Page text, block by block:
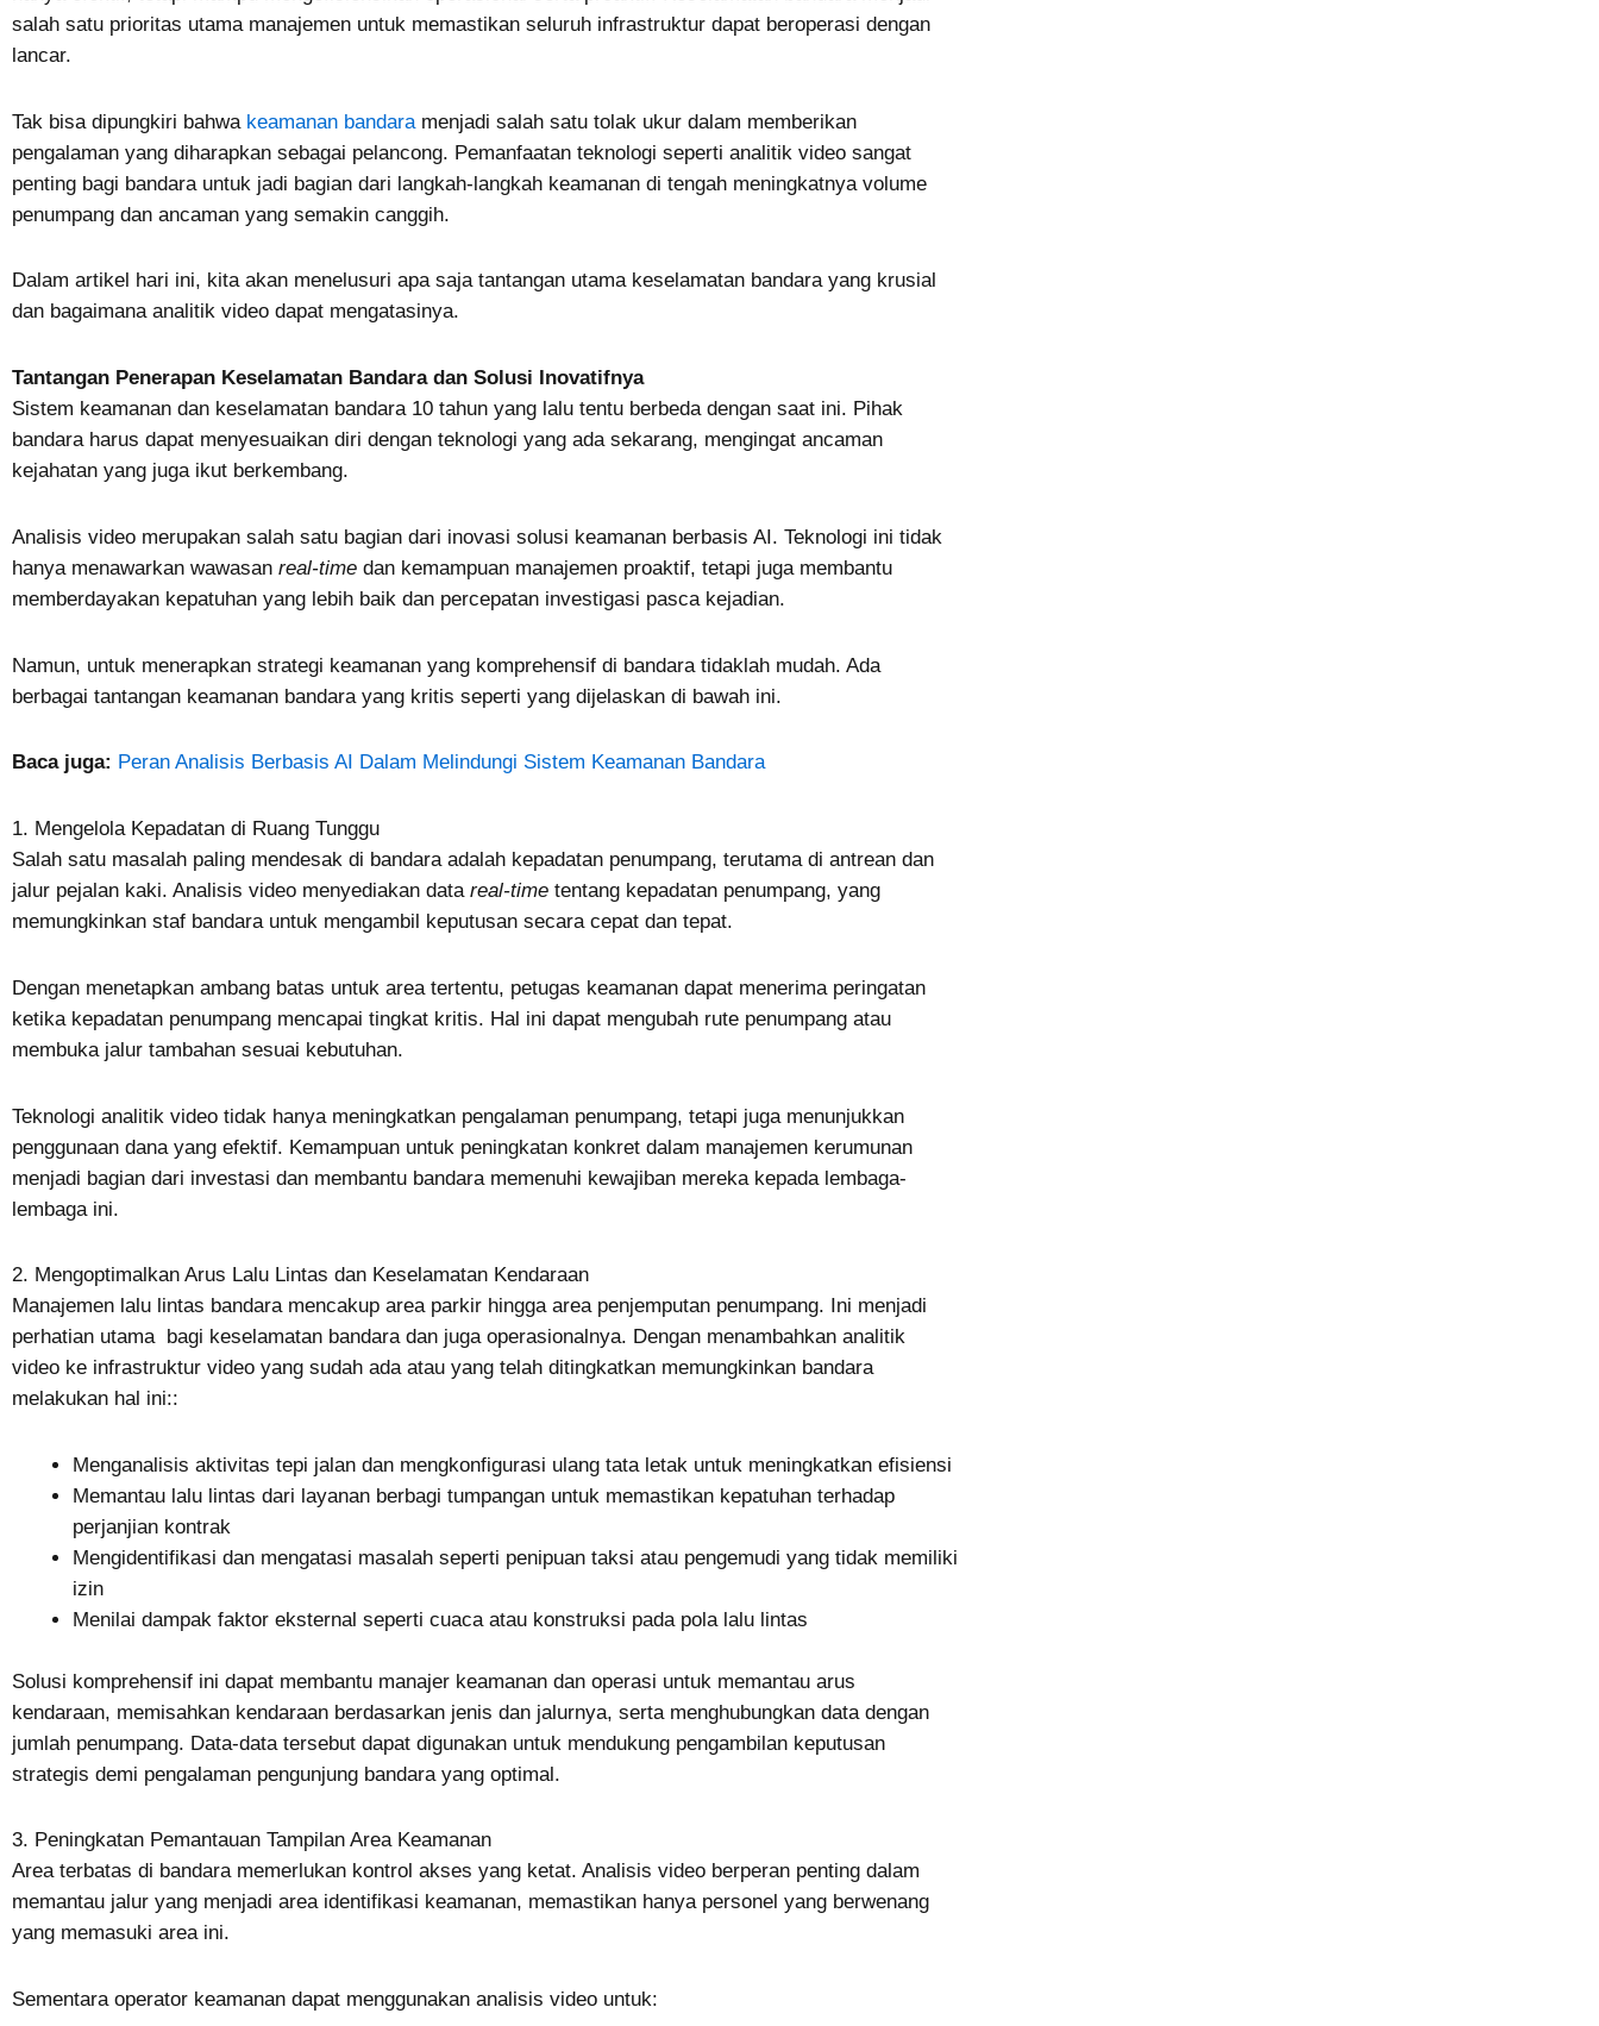
salah satu prioritas utama manajemen untuk memastikan seluruh infrastruktur dapat beroperasi dengan
lancar.
Tak bisa dipungkiri bahwa keamanan bandara menjadi salah satu tolak ukur dalam memberikan
pengalaman yang diharapkan sebagai pelancong. Pemanfaatan teknologi seperti analitik video sangat
penting bagi bandara untuk jadi bagian dari langkah-langkah keamanan di tengah meningkatnya volume
penumpang dan ancaman yang semakin canggih.
Dalam artikel hari ini, kita akan menelusuri apa saja tantangan utama keselamatan bandara yang krusial
dan bagaimana analitik video dapat mengatasinya.
Tantangan Penerapan Keselamatan Bandara dan Solusi Inovatifnya
Sistem keamanan dan keselamatan bandara 10 tahun yang lalu tentu berbeda dengan saat ini. Pihak
bandara harus dapat menyesuaikan diri dengan teknologi yang ada sekarang, mengingat ancaman
kejahatan yang juga ikut berkembang.
Analisis video merupakan salah satu bagian dari inovasi solusi keamanan berbasis AI. Teknologi ini tidak
hanya menawarkan wawasan real-time dan kemampuan manajemen proaktif, tetapi juga membantu
memberdayakan kepatuhan yang lebih baik dan percepatan investigasi pasca kejadian.
Namun, untuk menerapkan strategi keamanan yang komprehensif di bandara tidaklah mudah. Ada
berbagai tantangan keamanan bandara yang kritis seperti yang dijelaskan di bawah ini.
Baca juga: Peran Analisis Berbasis AI Dalam Melindungi Sistem Keamanan Bandara
1. Mengelola Kepadatan di Ruang Tunggu
Salah satu masalah paling mendesak di bandara adalah kepadatan penumpang, terutama di antrean dan
jalur pejalan kaki. Analisis video menyediakan data real-time tentang kepadatan penumpang, yang
memungkinkan staf bandara untuk mengambil keputusan secara cepat dan tepat.
Dengan menetapkan ambang batas untuk area tertentu, petugas keamanan dapat menerima peringatan
ketika kepadatan penumpang mencapai tingkat kritis. Hal ini dapat mengubah rute penumpang atau
membuka jalur tambahan sesuai kebutuhan.
Teknologi analitik video tidak hanya meningkatkan pengalaman penumpang, tetapi juga menunjukkan
penggunaan dana yang efektif. Kemampuan untuk peningkatan konkret dalam manajemen kerumunan
menjadi bagian dari investasi dan membantu bandara memenuhi kewajiban mereka kepada lembaga-
lembaga ini.
2. Mengoptimalkan Arus Lalu Lintas dan Keselamatan Kendaraan
Manajemen lalu lintas bandara mencakup area parkir hingga area penjemputan penumpang. Ini menjadi
perhatian utama bagi keselamatan bandara dan juga operasionalnya. Dengan menambahkan analitik
video ke infrastruktur video yang sudah ada atau yang telah ditingkatkan memungkinkan bandara
melakukan hal ini::
Menganalisis aktivitas tepi jalan dan mengkonfigurasi ulang tata letak untuk meningkatkan efisiensi
Memantau lalu lintas dari layanan berbagi tumpangan untuk memastikan kepatuhan terhadap
perjanjian kontrak
Mengidentifikasi dan mengatasi masalah seperti penipuan taksi atau pengemudi yang tidak memiliki
izin
Menilai dampak faktor eksternal seperti cuaca atau konstruksi pada pola lalu lintas
Solusi komprehensif ini dapat membantu manajer keamanan dan operasi untuk memantau arus
kendaraan, memisahkan kendaraan berdasarkan jenis dan jalurnya, serta menghubungkan data dengan
jumlah penumpang. Data-data tersebut dapat digunakan untuk mendukung pengambilan keputusan
strategis demi pengalaman pengunjung bandara yang optimal.
3. Peningkatan Pemantauan Tampilan Area Keamanan
Area terbatas di bandara memerlukan kontrol akses yang ketat. Analisis video berperan penting dalam
memantau jalur yang menjadi area identifikasi keamanan, memastikan hanya personel yang berwenang
yang memasuki area ini.
Sementara operator keamanan dapat menggunakan analisis video untuk: